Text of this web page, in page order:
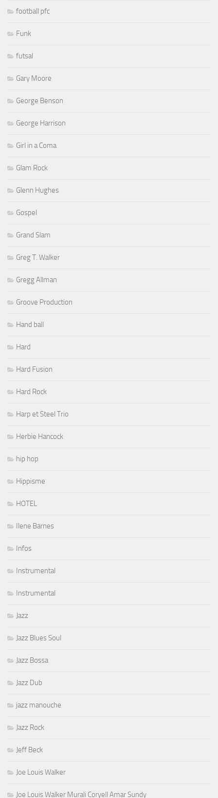
football pfc
Funk
futsal
Gary Moore
George Benson
George Harrison
Girl in a Coma
Glam Rock
Glenn Hughes
Gospel
Grand Slam
Greg T. Walker
Gregg Allman
Groove Production
Hand ball
Hard
Hard Fusion
Hard Rock
Harp et Steel Trio
Herbie Hancock
hip hop
Hippisme
HOTEL
Ilene Barnes
Infos
Instrumental
Instrumental
Jazz
Jazz Blues Soul
Jazz Bossa
Jazz Dub
jazz manouche
Jazz Rock
Jeff Beck
Joe Louis Walker
Joe Louis Walker Murali Coryell Amar Sundy